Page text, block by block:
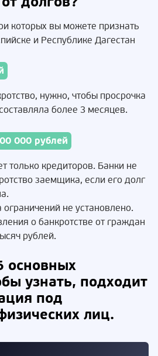
которых вы можете признать
и Республике Дагестан
нужно, чтобы просрочка
более 3 месяцев.
000 рублей
только кредиторов. Банки не
заемщика, если его долг
не установлено.
о банкротстве от граждан
рублей.
основных
узнать, подходит
под
лиц.